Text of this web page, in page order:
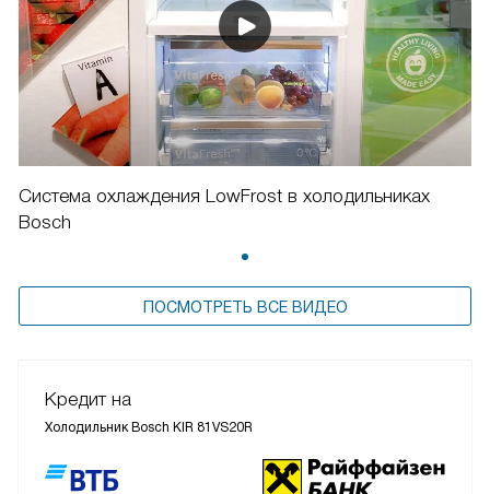
Система охлаждения LowFrost в холодильниках
Bosch
ПОСМОТРЕТЬ ВСЕ ВИДЕО
Кредит на
Холодильник Bosch KIR 81VS20R